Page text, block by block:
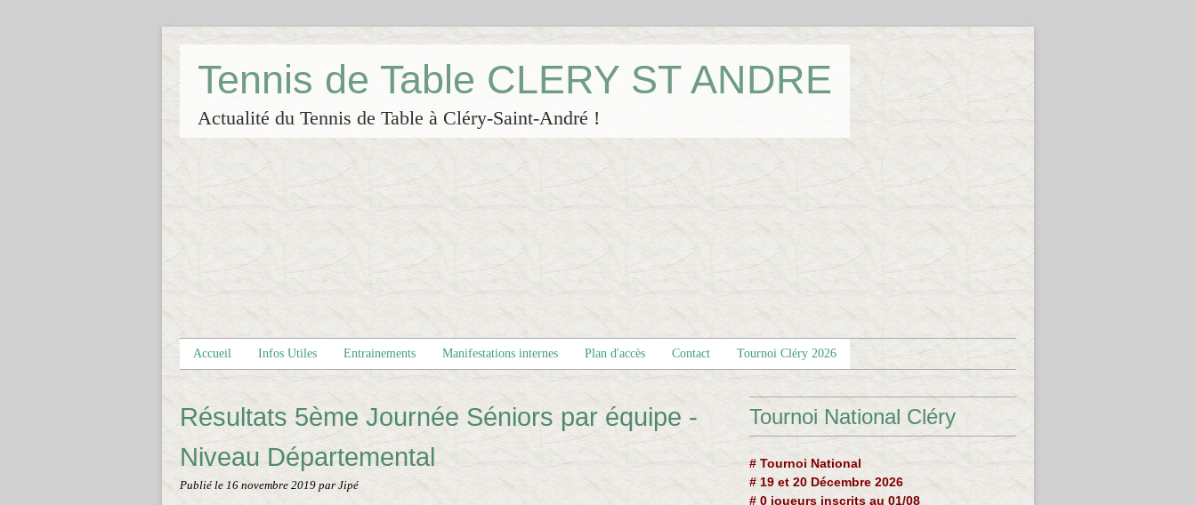
Tennis de Table CLERY ST ANDRE
Actualité du Tennis de Table à Cléry-Saint-André !
Accueil Infos Utiles Entrainements Manifestations internes Plan d'accès Contact Tournoi Cléry 2026
Résultats 5ème Journée Séniors par équipe -
Niveau Départemental
Publié le 16 novembre 2019 par Jipé
Tournoi National Cléry
# Tournoi National
# 19 et 20 Décembre 2026
# 0 joueurs inscrits au 01/08